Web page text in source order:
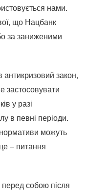
нами.
що Нацбанк
за заниженими
антикризовий закон,
застосовувати
у разі
в певні періоди.
можуть
– питання
перед собою після